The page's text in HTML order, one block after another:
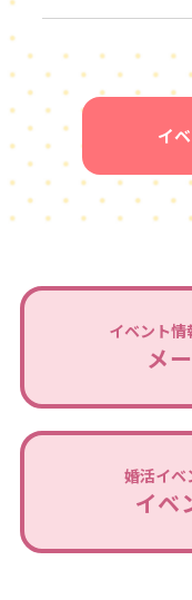
イ
イベント情
メ
婚活イベ
イベ